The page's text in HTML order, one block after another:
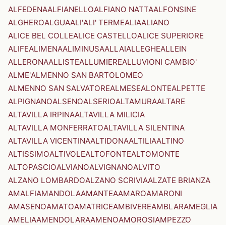
ALFEDENAALFIANELLOALFIANO NATTAALFONSINE
ALGHEROALGUAALI'ALI' TERMEALIAALIANO
ALICE BEL COLLEALICE CASTELLOALICE SUPERIORE
ALIFEALIMENAALIMINUSAALLAIALLEGHEALLEIN
ALLERONAALLISTEALLUMIEREALLUVIONI CAMBIO'
ALME'ALMENNO SAN BARTOLOMEO
ALMENNO SAN SALVATOREALMESEALONTEALPETTE
ALPIGNANOALSENOALSERIOALTAMURAALTARE
ALTAVILLA IRPINAALTAVILLA MILICIA
ALTAVILLA MONFERRATOALTAVILLA SILENTINA
ALTAVILLA VICENTINAALTIDONAALTILIAALTINO
ALTISSIMOALTIVOLEALTOFONTEALTOMONTE
ALTOPASCIOALVIANOALVIGNANOALVITO
ALZANO LOMBARDOALZANO SCRIVIAALZATE BRIANZA
AMALFIAMANDOLAAMANTEAAMAROAMARONI
AMASENOAMATOAMATRICEAMBIVEREAMBLARAMEGLIA
AMELIAAMENDOLARAAMENOAMOROSIAMPEZZO